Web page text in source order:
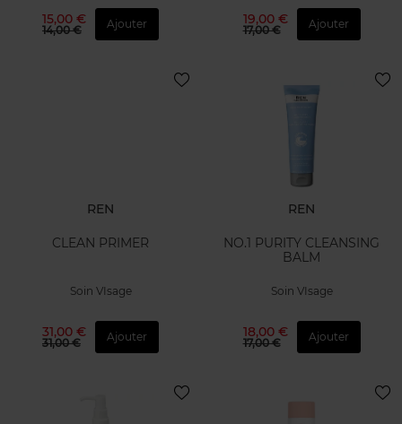
15,00 €
14,00 € Ajouter 19,00 €
17,00 € Ajouter
REN
CLEAN PRIMER
Soin VIsage
31,00 €
31,00 € Ajouter
REN
NO.1 PURITY CLEANSING
BALM
Soin VIsage
18,00 €
17,00 € Ajouter